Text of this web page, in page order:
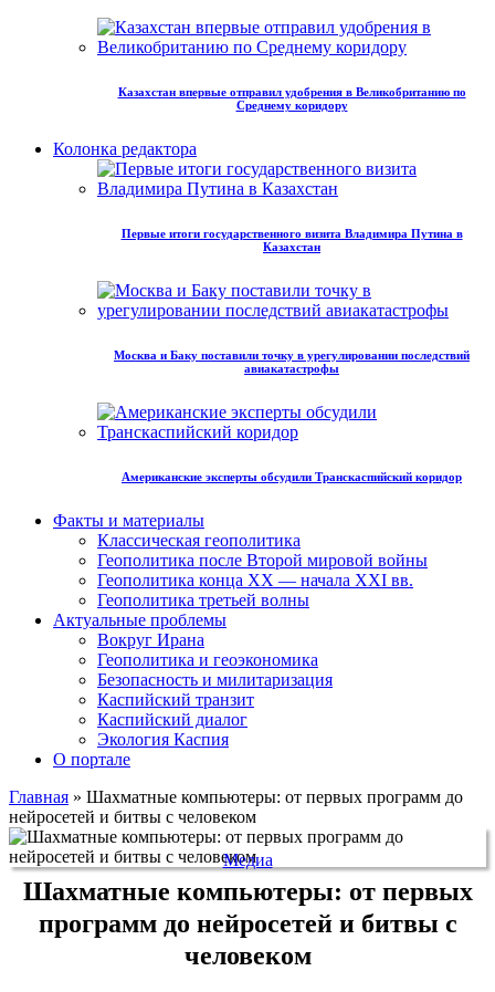
Казахстан впервые отправил удобрения в Великобританию по
Среднему коридору
Колонка редактора
Первые итоги государственного визита Владимира Путина в
Казахстан
Москва и Баку поставили точку в урегулировании последствий
авиакатастрофы
Американские эксперты обсудили Транскаспийский коридор
Факты и материалы
Классическая геополитика
Геополитика после Второй мировой войны
Геополитика конца XX — начала XXI вв.
Геополитика третьей волны
Актуальные проблемы
Вокруг Ирана
Геополитика и геоэкономика
Безопасность и милитаризация
Каспийский транзит
Каспийский диалог
Экология Каспия
О портале
Главная » Шахматные компьютеры: от первых программ до
нейросетей и битвы с человеком
Медиа
Шахматные компьютеры: от первых
программ до нейросетей и битвы с
человеком